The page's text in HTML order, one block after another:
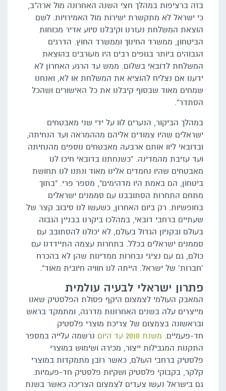
בזה ברציפות במהלך חצי השנה האחרונה מול ארה"ב,
כי ישראל לא מתקשרת ישירות מול האמירויות. לשם
הוצאת המשלחת נעזרנו וקיבלנו סיוע אדיר מכוחות
הביטחון, ממשרד החינוך וממשרד החוץ. הדרגים
הגבוהים ביותר בגופים רבים היו מעורבים בהוצאת
המשלחת לדובאי בשלום. ממש עד הרגע האחרון לא
ידענו אם נצליח להוציא את המשלחת או לא, ואנחנו
שמחים מאוד שבסוף קיבלנו את כל האישורים ושהכל
הסתדר".
במהלך הביקור, הנערים לוו על ידי שני מאבטחים
ישראלים שהיו צמודים אליהם מההמראה ועד הנחיתה,
ובדובאי ליוו אותם ארבעה מאבטחים נוספים מהנחיתה
ועד עזיבת מהמדינה. "כשנחתנו בדובאי חיכו לנו
מאבטחים שהיו נחמדים אלינו מאוד ונתנו לנו תחושת
ביטחון, הם באמת היו מדהימים", מספר פרי. "בתוך
מתחם התחרות הסתובבנו עם סממנים ישראלים
בחופשיות. רק ביום האחרון, כשעשו לנו סיבוב קצר של
שעתיים ברחבי דובאי, במהלכו ביקרנו בבניין הגבוה
בעולם ובקניון הגדול בעולם, לא יכולנו להסתובב עם
סממנים ישראלים בכלל. בתחרות עצמה התיידדנו עם
כולם, גם עם נציגי נבחרות ממדינות שהן לא בהכרח
'חברות' של ישראל. הייתה לנו חוויה חיובית מאוד".
פתרון ישראלי לבעיה עולמית
המאבק העולמי לצמצום היקף פסולת הפלסטיק שאנו
מייצרים עלה בשנים האחרונות מדרגה, ומתמקד בראש
ובראשונה בצמצום של צריכת מוצרי פלסטיק
חד-פעמיים. משנת 2010 עד היום
נרשמה עלייה במספר
התקנות המגבילות ייצור, מכירה ושימוש במוצרי
פלסטיק ברחבי העולם, כאשר רובן מתמקדות במוצרי
קלקר, בקבוקי פלסטיק ושקיות פלסטיק חד-פעמיות.
גם בישראל נעשו צעדים לצמצום הצריכה כאשר בשנת